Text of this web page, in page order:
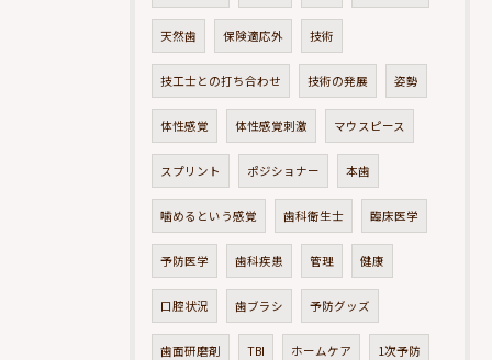
天然歯 保険適応外 技術
技工士との打ち合わせ 技術の発展 姿勢
体性感覚 体性感覚刺激 マウスピース
スプリント ポジショナー 本歯
噛めるという感覚 歯科衛生士 臨床医学
予防医学 歯科疾患 管理 健康
口腔状況 歯ブラシ 予防グッズ
歯面研磨剤 TBI ホームケア 1次予防